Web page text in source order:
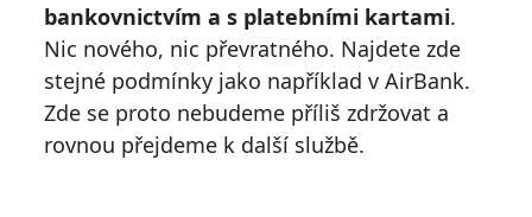
bankovnictvím a s platebními kartami.
Nic nového, nic převratného. Najdete zde
stejné podmínky jako například v AirBank.
Zde se proto nebudeme příliš zdržovat a
rovnou přejdeme k další službě.